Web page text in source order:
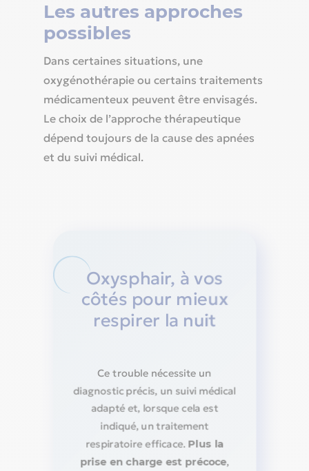
Les autres approches
possibles
Dans certaines situations, une
oxygénothérapie ou certains traitements
médicamenteux peuvent être envisagés.
Le choix de l’approche thérapeutique
dépend toujours de la cause des apnées
et du suivi médical.
Oxysphair, à vos
côtés pour mieux
respirer la nuit
Ce trouble nécessite un
diagnostic précis, un suivi médical
adapté et, lorsque cela est
indiqué, un traitement
respiratoire efficace. Plus la
prise en charge est précoce,